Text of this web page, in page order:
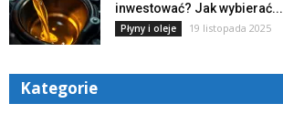
inwestować? Jak wybierać...
Płyny i oleje 19 listopada 2025
Kategorie